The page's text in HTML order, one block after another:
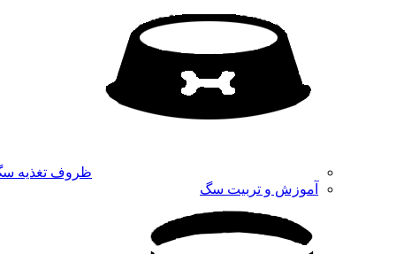
ظروف تغذیه
آموزش و تربیت سگ